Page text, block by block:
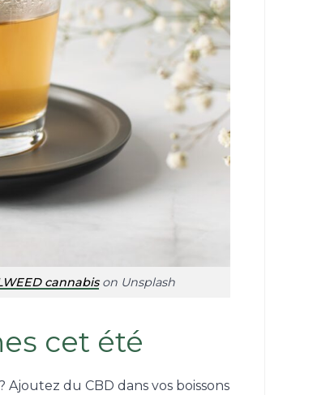
cannabison Unsplash
cet été
du CBD dans vos boissons